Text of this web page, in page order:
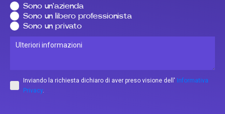
Sono un'azienda
Sono un libero professionista
Sono un privato
Inviando la richiesta dichiaro di aver preso visione dell' Informativa
Privacy.